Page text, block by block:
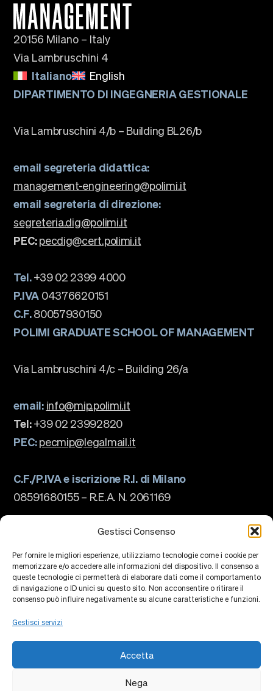
Gestisci Consenso
Per fornire le migliori esperienze, utilizziamo tecnologie come i cookie per
memorizzare e/o accedere alle informazioni del dispositivo. Il consenso a
queste tecnologie ci permetterà di elaborare dati come il comportamento
di navigazione o ID unici su questo sito. Non acconsentire o ritirare il
consenso può influire negativamente su alcune caratteristiche e funzioni.
Gestisci servizi
Accetta
Nega
20156 Milano – Italy
Via Lambruschini 4
Italiano
English
DIPARTIMENTO DI INGEGNERIA GESTIONALE
Via Lambruschini 4/b – Building BL26/b
email segreteria didattica:
management-engineering@polimi.it
email segreteria di direzione:
segreteria.dig@polimi.it
PEC: pecdig@cert.polimi.it
Tel.+39 02 2399 4000
P.IVA 04376620151
C.F.80057930150
POLIMI GRADUATE SCHOOL OF MANAGEMENT
Via Lambruschini 4/c – Building 26/a
email: info@mip.polimi.it
Tel:+39 02 23992820
PEC: pecmip@legalmail.it
C.F./P.IVA e iscrizione R.I. di Milano
08591680155 – R.E.A. N. 2061169
Accreditamenti
Ranking
Partnership e Membership
Piano Strategico
Sostenibilità e impatto
Campus
Ricerca
Centri di Conoscenza
Piattaforme di Ricerca
Faculty